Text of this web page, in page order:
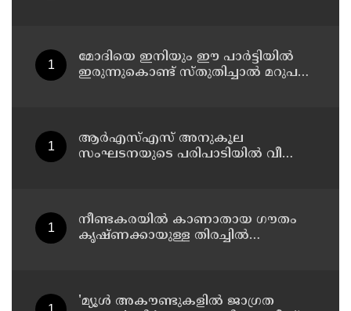
മോദിയെ ഇനിയും ഈ പാര്‍ട്ടിയില്‍
ഇരുന്നുകൊണ്ട് സ്തുതിച്ചാല്‍ മറുപടി
കോണ്‍ഗ്രസ് നേതാവ്
ആര്‍എസ്എസ് അനുകൂല
സംഘടനയുടെ പരിപാടിയില്‍ വീണ്ടും
നീണ്ടകരയില്‍ കാണാതായ ഗൗതം
കൃഷ്ണക്കായുള്ള തിരച്ചില്‍
'മ്യൂള്‍ അകൗണ്ടുകളില്‍ ജാഗ്രത